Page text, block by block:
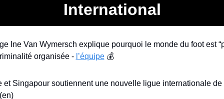
International
Ine Van Wymersch explique pourquoi le monde du foot est
organisée - l’équipe 💰